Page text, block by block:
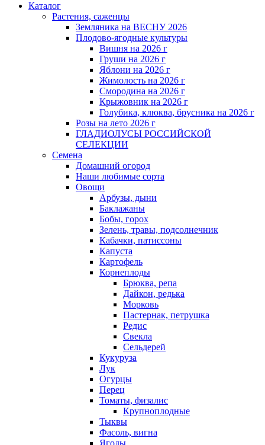
Каталог
Растения, саженцы
Земляника на ВЕСНУ 2026
Плодово-ягодные культуры
Вишня на 2026 г
Груши на 2026 г
Яблони на 2026 г
Жимолость на 2026 г
Смородина на 2026 г
Крыжовник на 2026 г
Голубика, клюква, брусника на 2026 г
Розы на лето 2026 г
ГЛАДИОЛУСЫ РОССИЙСКОЙ
СЕЛЕКЦИИ
Семена
Домашний огород
Наши любимые сорта
Овощи
Арбузы, дыни
Баклажаны
Бобы, горох
Зелень, травы, подсолнечник
Кабачки, патиссоны
Капуста
Картофель
Корнеплоды
Брюква, репа
Дайкон, редька
Морковь
Пастернак, петрушка
Редис
Свекла
Сельдерей
Кукуруза
Лук
Огурцы
Перец
Томаты, физалис
Крупноплодные
Тыквы
Фасоль, вигна
Ягоды